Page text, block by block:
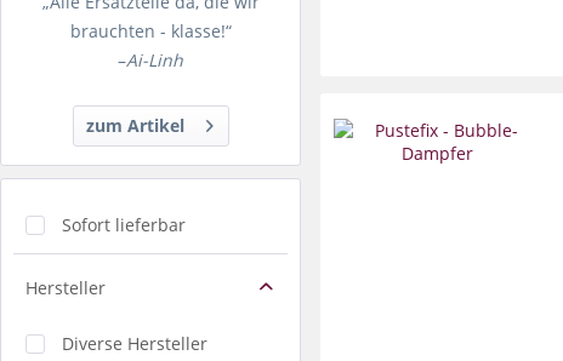
brauchten - klasse!“
–Ai-Linh
zum Artikel
Sofort lieferbar
Hersteller
Diverse Hersteller